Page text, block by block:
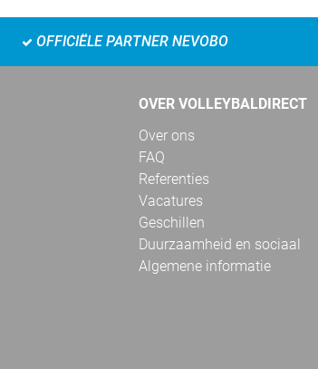
OFFICIËLE PARTNER NEVOBO
OVER VOLLEYBALDIRECT
Over ons
FAQ
Referenties
Vacatures
Geschillen
Duurzaamheid en sociaal
Algemene informatie